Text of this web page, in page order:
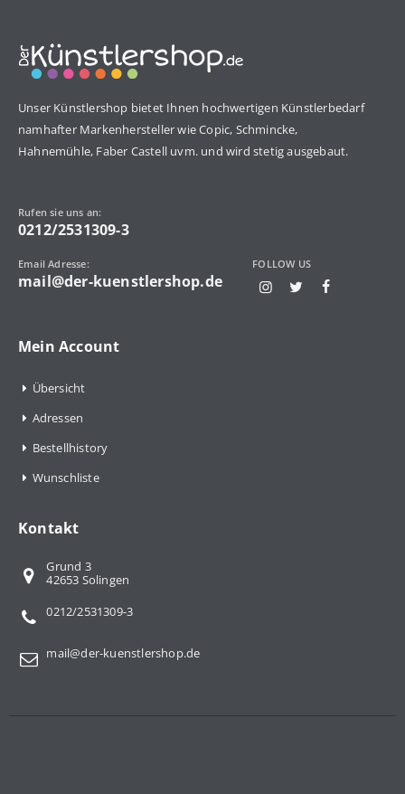
Unser Künstlershop bietet Ihnen hochwertigen Künstlerbedarf
namhafter Markenhersteller wie Copic, Schmincke,
Hahnemühle, Faber Castell uvm. und wird stetig ausgebaut.
Rufen sie uns an:
0212/2531309-3
Email Adresse:
mail@der-kuenstlershop.de
FOLLOW US
Mein Account
Übersicht
Adressen
Bestellhistory
Wunschliste
Kontakt
Grund 3
42653 Solingen
0212/2531309-3
mail@der-kuenstlershop.de